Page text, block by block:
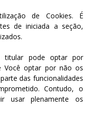
de Cookies. É
de iniciada a seção,
titular pode optar por
Você optar por não os
das funcionalidades
Contudo, o
usar plenamente os